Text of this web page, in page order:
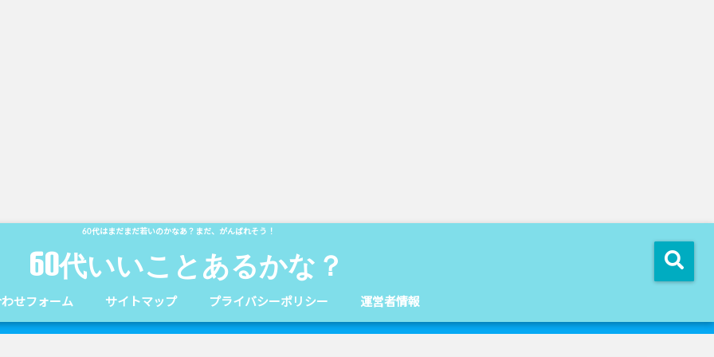
60代はまだまだ若いのかなあ？まだ、がんばれそう！
60代いいことあるかな？
せフォーム サイトマップ プライバシーポリシー 運営者情報